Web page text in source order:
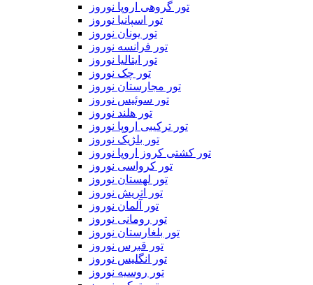
تور گروهی اروپا نوروز
تور اسپانیا نوروز
تور یونان نوروز
تور فرانسه نوروز
تور ایتالیا نوروز
تور چک نوروز
تور مجارستان نوروز
تور سوئیس نوروز
تور هلند نوروز
تور ترکیبی اروپا نوروز
تور بلژیک نوروز
تور کشتی کروز اروپا نوروز
تور کرواسی نوروز
تور لهستان نوروز
تور اتریش نوروز
تور آلمان نوروز
تور رومانی نوروز
تور بلغارستان نوروز
تور قبرس نوروز
تور انگلیس نوروز
تور روسیه نوروز